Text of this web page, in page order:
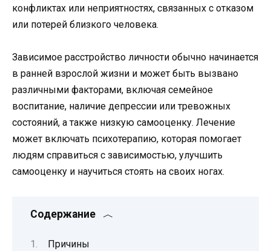
конфликтах или неприятностях, связанных с отказом
или потерей близкого человека.
Зависимое расстройство личности обычно начинается
в ранней взрослой жизни и может быть вызвано
различными факторами, включая семейное
воспитание, наличие депрессии или тревожных
состояний, а также низкую самооценку. Лечение
может включать психотерапию, которая помогает
людям справиться с зависимостью, улучшить
самооценку и научиться стоять на своих ногах.
Содержание
Причины